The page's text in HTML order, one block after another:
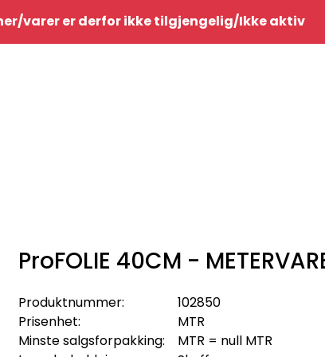
Infosenter
varer er derfor ikke tilgjengelig/Ikke aktiv
ProFOLIE 40CM -
Produktnummer:
102850
Prisenhet:
MTR
Minste salgsforpakking:
MTR = null MTR